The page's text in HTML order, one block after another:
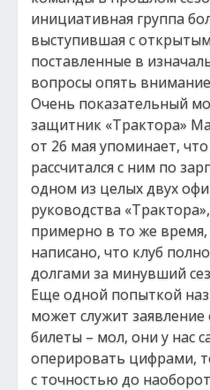
инициативная группа
выступившая с
поставленные в
вопросы опять
Очень показательный
защитник «Трактора»
от 26 мая упоминает,
рассчитался с ним по
одном из целых двух
руководства
примерно в то же
написано, что клуб
долгами за минувший
Еще одной попыткой
может служит
билеты – мол, они у нас
оперировать цифрами,
с точностью до